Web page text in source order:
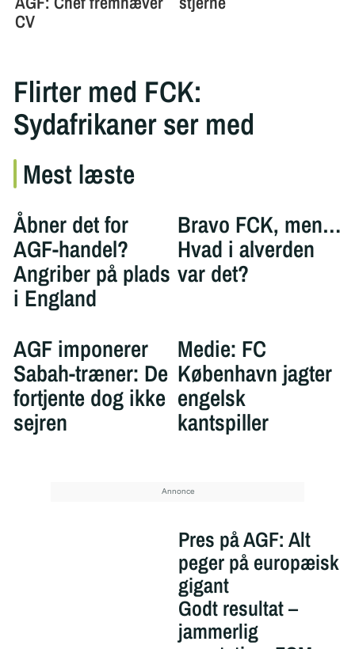
Flirter med FCK:
Sydafrikaner ser med
Mest læste
Åbner det for
AGF-handel?
Angriber på plads
i England
Bravo FCK, men…
Hvad i alverden
var det?
AGF imponerer
Sabah-træner: De
fortjente dog ikke
sejren
Medie: FC
København jagter
engelsk
kantspiller
Pres på AGF: Alt
peger på europæisk
gigant
Godt resultat –
jammerlig